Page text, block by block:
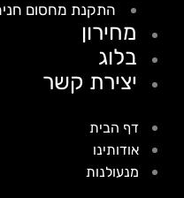
התקנת מחסום חניה
מחירון
בלוג
יצירת קשר
דף הבית
אודותינו
מנעולנות